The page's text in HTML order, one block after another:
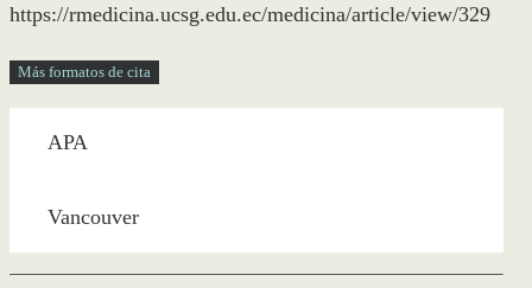
https://rmedicina.ucsg.edu.ec/medicina/article/view/329
Más formatos de cita
APA
Vancouver